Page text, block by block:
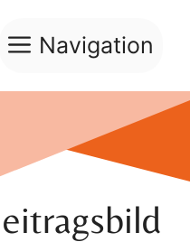
Navigation